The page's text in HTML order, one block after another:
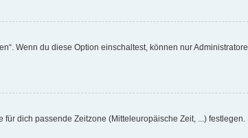
Wenn du diese Option einschaltest, können nur
dich passende Zeitzone (Mitteleuropäische Zeit, ...)